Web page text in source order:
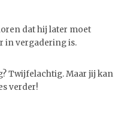
dat hij later moet
in vergadering is.
Twijfelachtig. Maar jij kan
verder!